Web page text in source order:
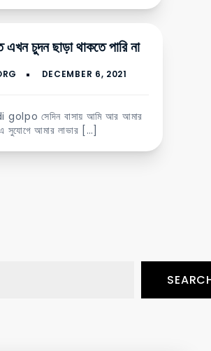
এখন চুদন ছাড়া থাকতে পারি না
সে‌দিন বাসায় আমি আর আমার
এ সুযোগে আমার লাভার […]